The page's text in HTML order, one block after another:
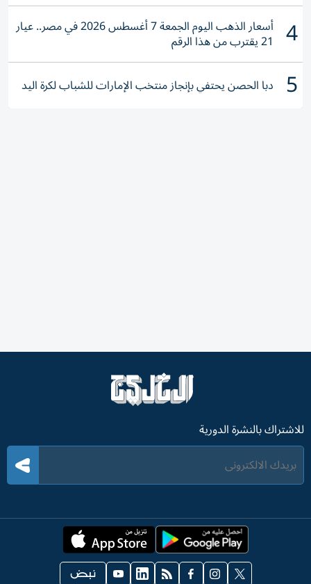
4 أسعار الذهب اليوم الجمعة 7 أغسطس 2026 في مصر.. عيار
21 يقترب من هذا الرقم
5 دبا الحصن يحتفي بإنجاز منتخب الإمارات للشباب لكرة اليد
للاشتراك بالنشرة الدورية